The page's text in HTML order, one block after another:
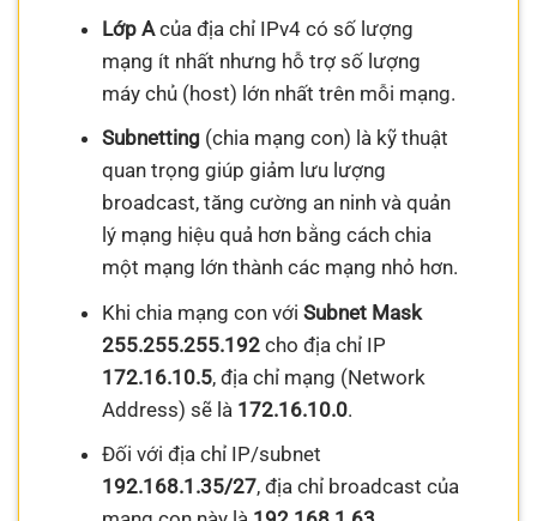
Lớp Acủa địa chỉ IPv4 có số lượng
mạng ít nhất nhưng hỗ trợ số lượng
máy chủ (host) lớn nhất trên mỗi mạng.
Subnetting (chia mạng con) là kỹ thuật
quan trọng giúp giảm lưu lượng
broadcast, tăng cường an ninh và quản
lý mạng hiệu quả hơn bằng cách chia
một mạng lớn thành các mạng nhỏ hơn.
Khi chia mạng con với Subnet Mask
255.255.255.192cho địa chỉ IP
172.16.10.5, địa chỉ mạng (Network
Address) sẽ là 172.16.10.0.
Đối với địa chỉ IP/subnet
192.168.1.35/27, địa chỉ broadcast của